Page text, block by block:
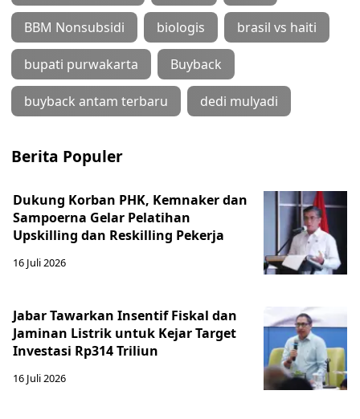
BBM Nonsubsidi biologis brasil vs haiti
bupati purwakarta Buyback
buyback antam terbaru dedi mulyadi
Berita Populer
Dukung Korban PHK, Kemnaker dan
Sampoerna Gelar Pelatihan
Upskilling dan Reskilling Pekerja
16 Juli 2026
Jabar Tawarkan Insentif Fiskal dan
Jaminan Listrik untuk Kejar Target
Investasi Rp314 Triliun
16 Juli 2026